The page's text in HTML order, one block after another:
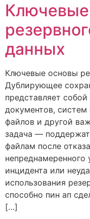
данных
Ключевые основы
Дублирующее
представляет
документов,
файлов и другой
задача —
файлам после
непреднамеренного
инцидента или
использования
способно пин ап
[…]